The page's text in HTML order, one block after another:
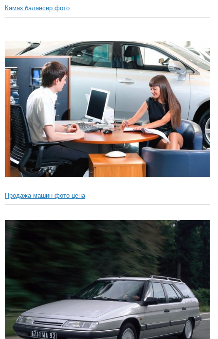
Камаз балансир фото
Продажа машин фото цена